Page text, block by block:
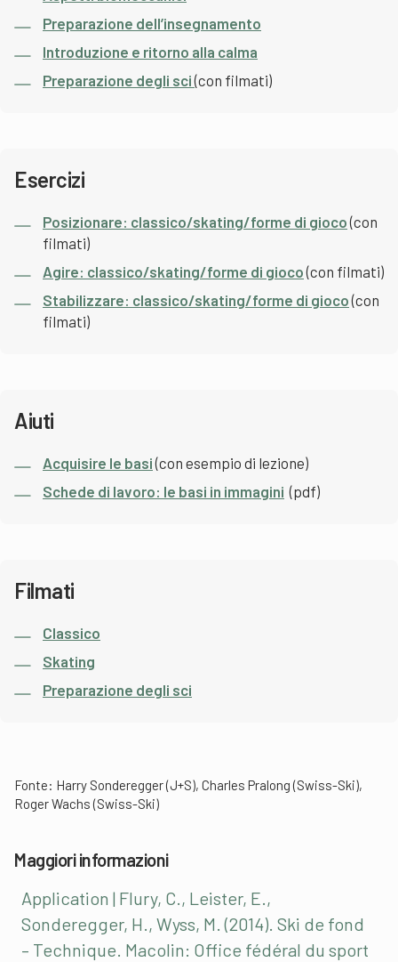
Preparazione dell’insegnamento
Introduzione e ritorno alla calma
Preparazione degli sci(con filmati)
Esercizi
Posizionare: classico/skating/forme di gioco(con
filmati)
Agire: classico/skating/forme di gioco(con filmati)
Stabilizzare: classico/skating/forme di gioco(con
filmati)
Aiuti
Acquisire le basi(con esempio di lezione)
Schede di lavoro: le basi in immagini (pdf)
Filmati
Classico
Skating
Preparazione degli sci
Fonte: Harry Sonderegger (J+S), Charles Pralong (Swiss-Ski),
Roger Wachs (Swiss-Ski)
Maggiori informazioni
Application | Flury, C., Leister, E.,
Sonderegger, H., Wyss, M. (2014). Ski de fond
– Technique. Macolin: Office fédéral du sport